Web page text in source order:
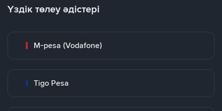
Үздік төлеу әдістері
M-pesa (Vodafone)
Tigo Pesa